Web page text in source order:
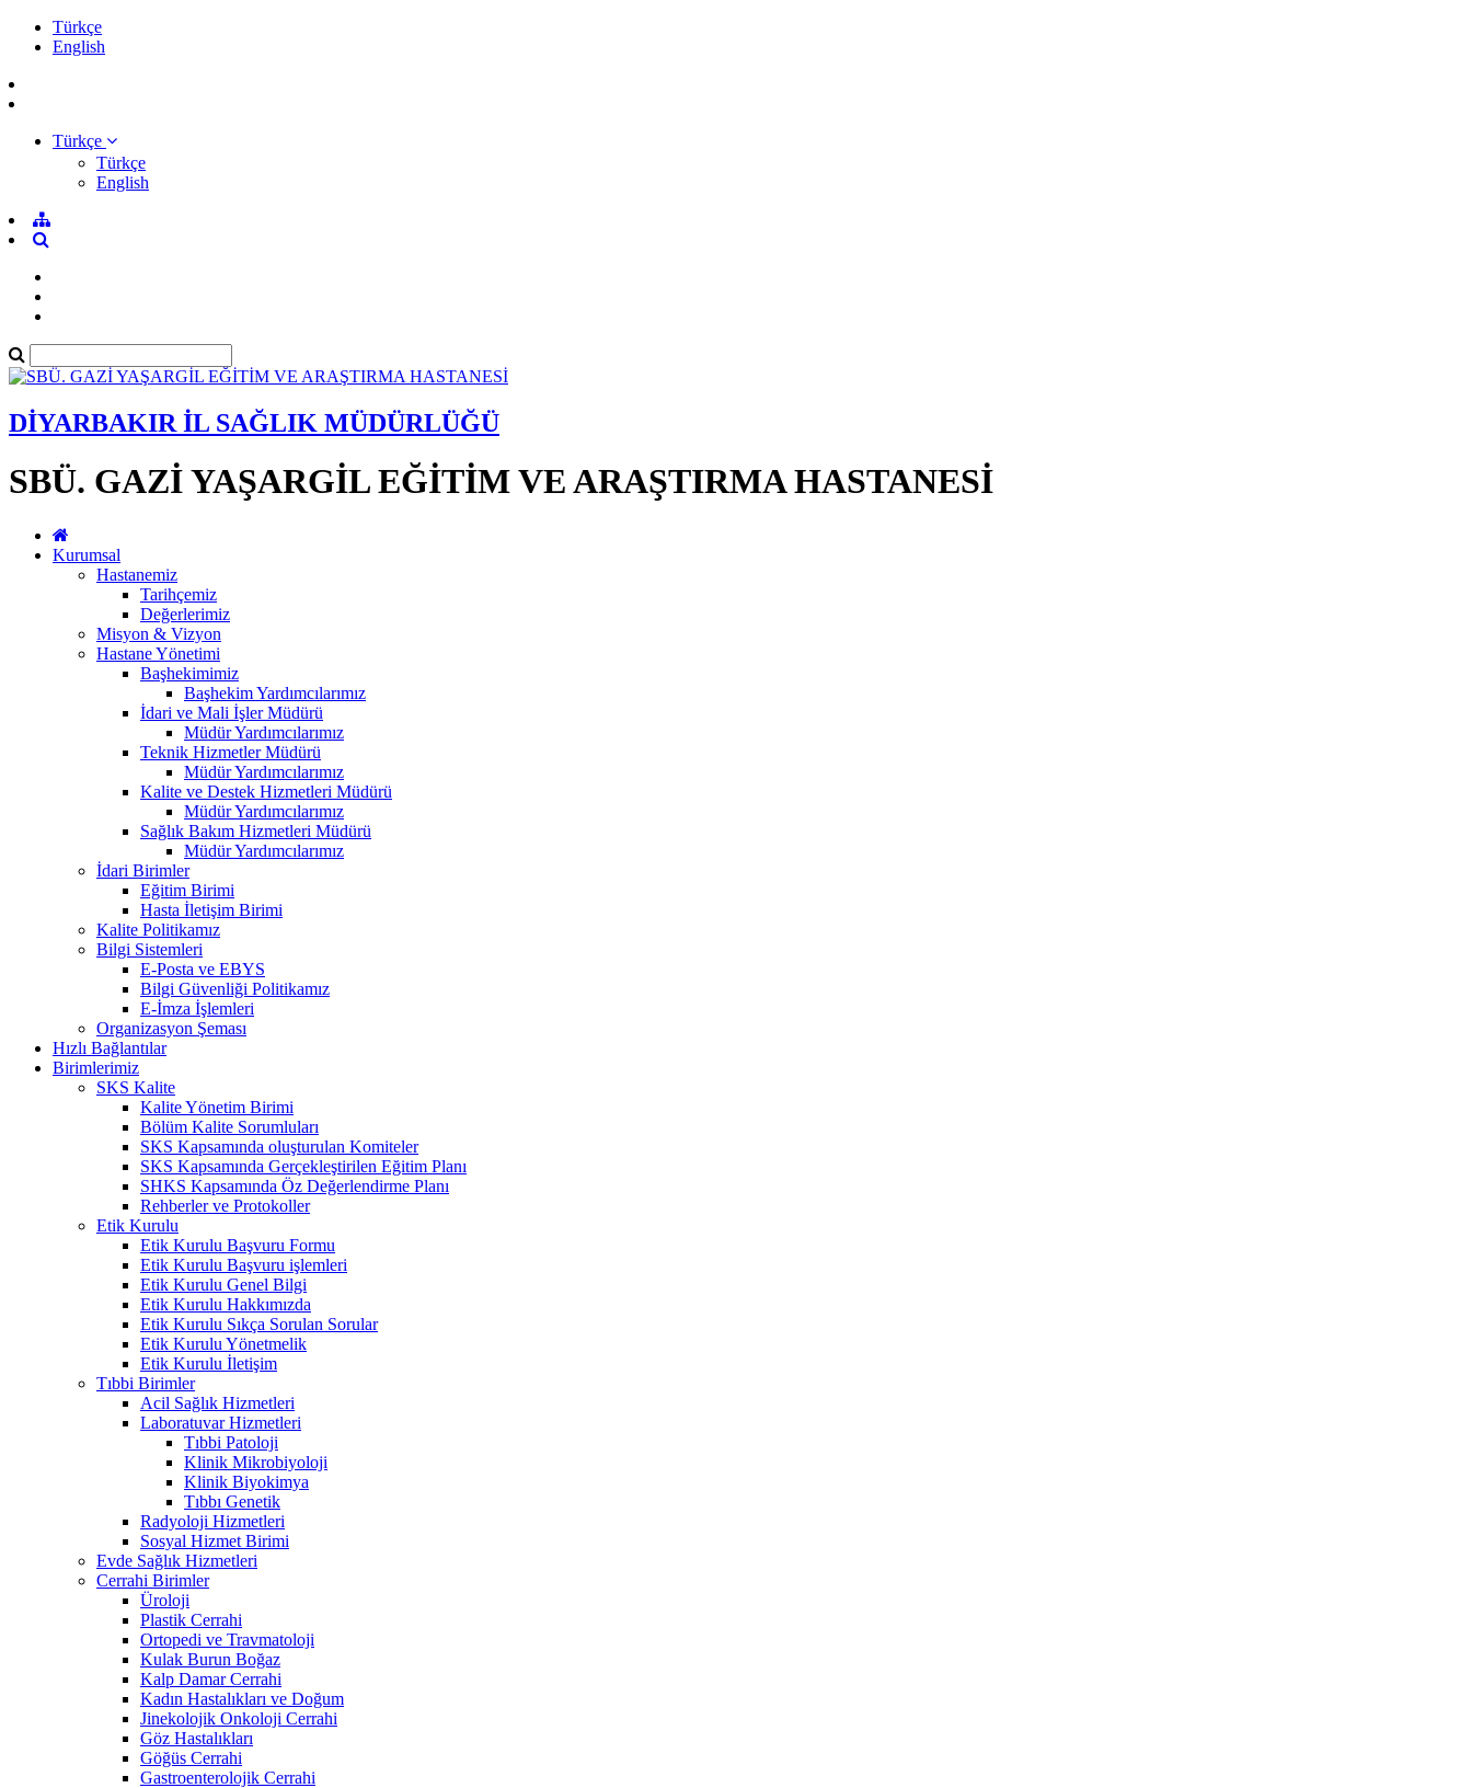
Türkçe
English
Türkçe
Türkçe
English
DİYARBAKIR İL SAĞLIK MÜDÜRLÜĞÜ
SBÜ. GAZİ YAŞARGİL EĞİTİM VE ARAŞTIRMA HASTANESİ
Kurumsal
Hastanemiz
Tarihçemiz
Değerlerimiz
Misyon & Vizyon
Hastane Yönetimi
Başhekimimiz
Başhekim Yardımcılarımız
İdari ve Mali İşler Müdürü
Müdür Yardımcılarımız
Teknik Hizmetler Müdürü
Müdür Yardımcılarımız
Kalite ve Destek Hizmetleri Müdürü
Müdür Yardımcılarımız
Sağlık Bakım Hizmetleri Müdürü
Müdür Yardımcılarımız
İdari Birimler
Eğitim Birimi
Hasta İletişim Birimi
Kalite Politikamız
Bilgi Sistemleri
E-Posta ve EBYS
Bilgi Güvenliği Politikamız
E-İmza İşlemleri
Organizasyon Şeması
Hızlı Bağlantılar
Birimlerimiz
SKS Kalite
Kalite Yönetim Birimi
Bölüm Kalite Sorumluları
SKS Kapsamında oluşturulan Komiteler
SKS Kapsamında Gerçekleştirilen Eğitim Planı
SHKS Kapsamında Öz Değerlendirme Planı
Rehberler ve Protokoller
Etik Kurulu
Etik Kurulu Başvuru Formu
Etik Kurulu Başvuru işlemleri
Etik Kurulu Genel Bilgi
Etik Kurulu Hakkımızda
Etik Kurulu Sıkça Sorulan Sorular
Etik Kurulu Yönetmelik
Etik Kurulu İletişim
Tıbbi Birimler
Acil Sağlık Hizmetleri
Laboratuvar Hizmetleri
Tıbbi Patoloji
Klinik Mikrobiyoloji
Klinik Biyokimya
Tıbbı Genetik
Radyoloji Hizmetleri
Sosyal Hizmet Birimi
Evde Sağlık Hizmetleri
Cerrahi Birimler
Üroloji
Plastik Cerrahi
Ortopedi ve Travmatoloji
Kulak Burun Boğaz
Kalp Damar Cerrahi
Kadın Hastalıkları ve Doğum
Jinekolojik Onkoloji Cerrahi
Göz Hastalıkları
Göğüs Cerrahi
Gastroenterolojik Cerrahi